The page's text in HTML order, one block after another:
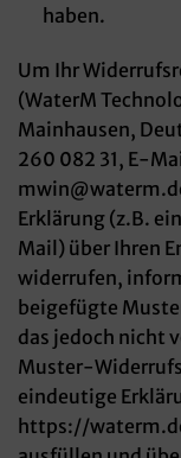
haben.
Um Ihr
(WaterM
Mainhausen,
260 082 31, E-
Erklärung (z.B.
Mail) über Ihren
widerrufen,
beigefügte
das jedoch nicht
Muster-
eindeutige
https://